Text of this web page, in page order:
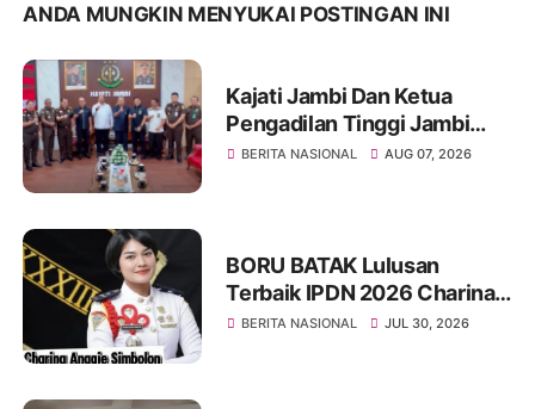
ANDA MUNGKIN MENYUKAI POSTINGAN INI
Kajati Jambi Dan Ketua
Pengadilan Tinggi Jambi
Berkomitmen Perkuat
BERITA NASIONAL AUG 07, 2026
BORU BATAK Lulusan
Terbaik IPDN 2026 Charina
Anggie Simbolon Asal
BERITA NASIONAL JUL 30, 2026